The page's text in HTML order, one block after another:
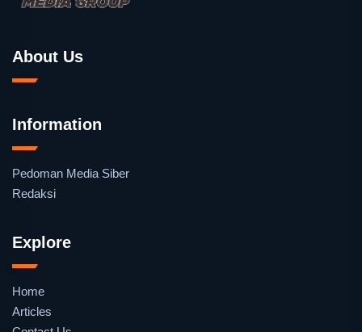
About Us
Information
Pedoman Media Siber
Redaksi
Explore
Home
Articles